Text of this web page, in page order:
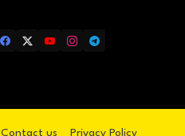
Contact us Privacy Policy